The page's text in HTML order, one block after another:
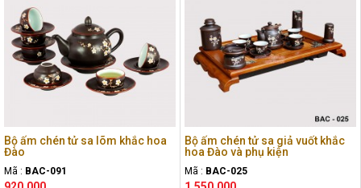
Bộ ấm chén tử sa lõm khắc hoa
Đào
Mã : BAC-091
Bộ ấm chén tử sa giả vuốt khắc
hoa Đào và phụ kiện
Mã : BAC-025